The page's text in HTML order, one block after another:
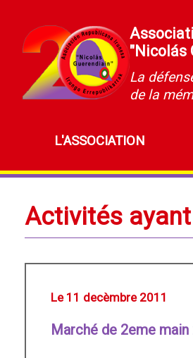
"Nicolás
La
de la
L'ASSOCIATION
Activités ayant
Le 11 decèmbre 2011
Marché de 2eme main